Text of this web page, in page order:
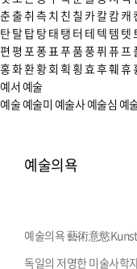
춘출취 측 치 친 칠 카칼캄캐
탄탈탑탕태 탱 터 테 텍 템 텟
편 평 포 퐁 표 푸품풍퓌 퓨 프
홍화환황회 획 횡 효후훼휴
예서 예술
예술 예술미 예술사 예술심 예
예술의욕
예술의욕 藝術意慾
독일의 저명한 미술사학